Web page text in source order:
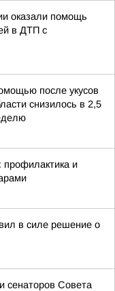
оказали помощь
в ДТП с
после укусов
снизилось в 2,5
профилактика и
в силе решение о
сенаторов Совета